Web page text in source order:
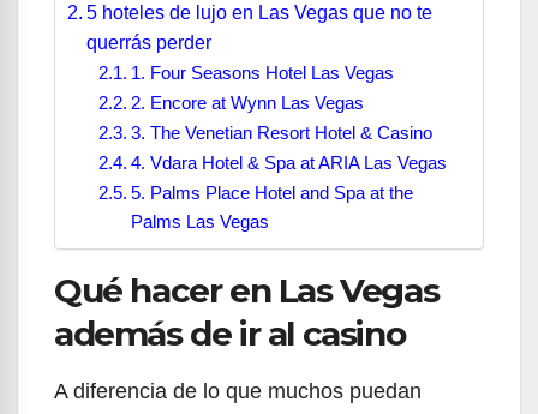
5 hoteles de lujo en Las Vegas que no te
querrás perder
1. Four Seasons Hotel Las Vegas
2. Encore at Wynn Las Vegas
3. The Venetian Resort Hotel & Casino
4. Vdara Hotel & Spa at ARIA Las Vegas
5. Palms Place Hotel and Spa at the
Palms Las Vegas
Qué hacer en Las Vegas
además de ir al casino
A diferencia de lo que muchos puedan